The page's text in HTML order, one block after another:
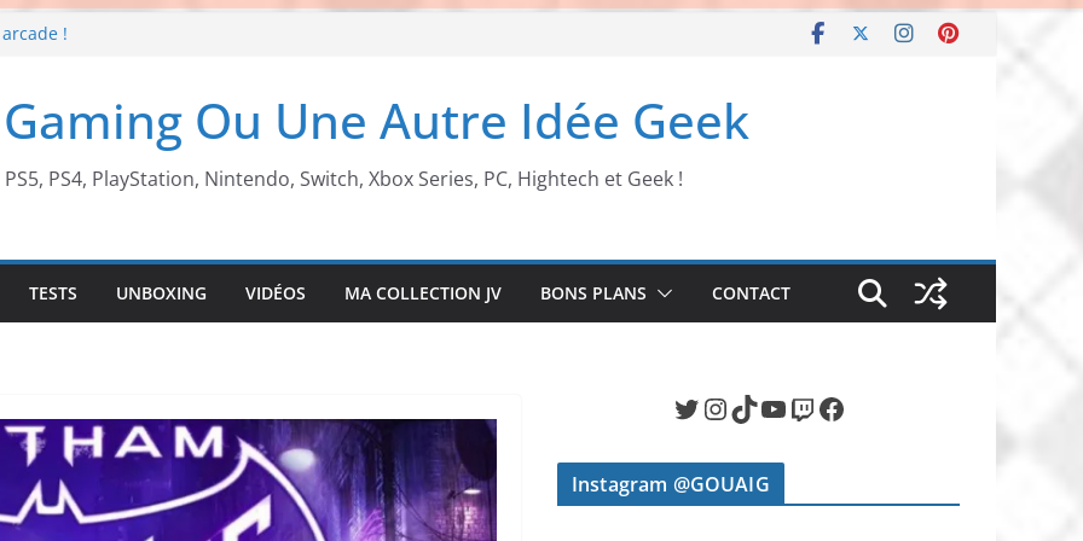
!
de retour !
Ou Une Autre Idée Geek
PS4, PlayStation, Nintendo, Switch, Xbox Series, PC, Hightech et Geek !
TESTS UNBOXING VIDÉOS MA COLLECTION JV BONS PLANS CONTACT
Twitter InstagramTikTok YouTube Twitch Facebook
Instagram @GOUAIG